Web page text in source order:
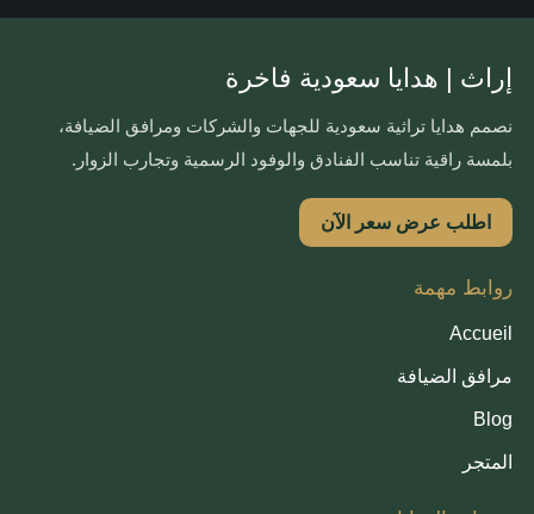
إراث | هدايا سعودية فاخرة
نصمم هدايا تراثية سعودية للجهات والشركات ومرافق الضيافة،
بلمسة راقية تناسب الفنادق والوفود الرسمية وتجارب الزوار.
اطلب عرض سعر الآن
روابط مهمة
Accueil
مرافق الضيافة
Blog
المتجر